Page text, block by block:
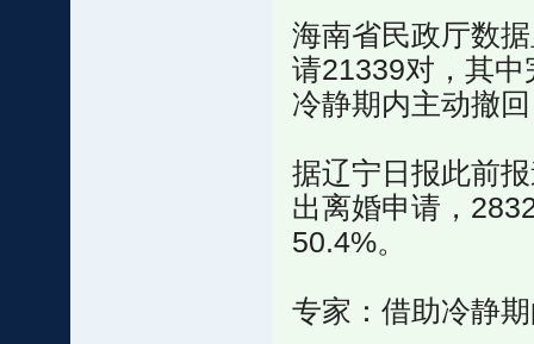
海南省民政厅数
请21339对，其
冷静期内主动撤
据辽宁日报此前
出离婚申请，
50.4%。
专家：借助冷静